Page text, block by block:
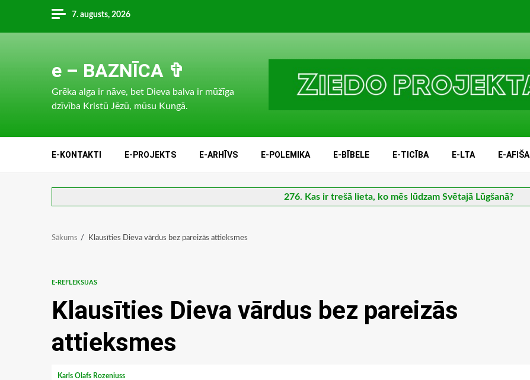
content
7. augusts, 2026
e – BAZNĪCA ✞
Grēka alga ir nāve, bet Dieva balva ir mūžīga
dzīvība Kristū Jēzū, mūsu Kungā.
E-KONTAKTI E-PROJEKTS E-ARHĪVS E-POLEMIKA E-BĪBELE E-TICĪBA E-LTA E-AFIŠA
276. Kas ir trešā lieta, ko mēs lūdzam Svētajā Lūgšanā?
Sākums Klausīties Dieva vārdus bez pareizās attieksmes
E-REFLEKSIJAS
Klausīties Dieva vārdus bez pareizās
attieksmes
Karls Olafs Rozeniuss